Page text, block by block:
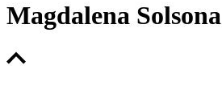
Magdalena Solsona